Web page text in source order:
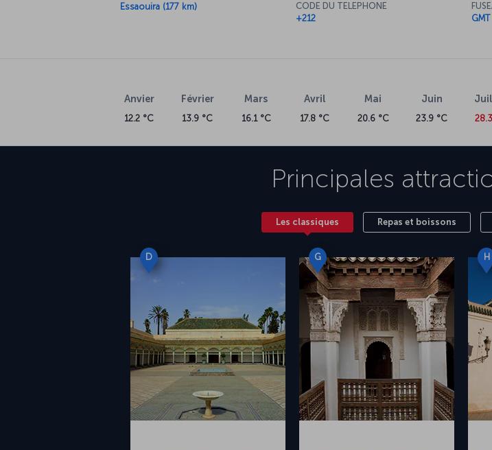
Essaouira (177 km)
CODE DU TELEPHONE
+212
Anvier
12.2 °C
Février
13.9 °C
Mars
16.1 °C
Avril
17.8 °C
Mai
20.6 °C
Juin
23.9 °C
Principales
Les classiques Repas et boissons
D G H